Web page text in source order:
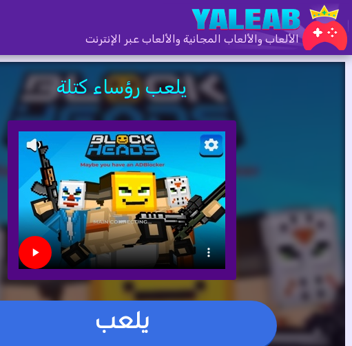
الألعاب والألعاب المجانية والألعاب عبر الإنترنت
يلعب رؤساء كتلة
يلعب